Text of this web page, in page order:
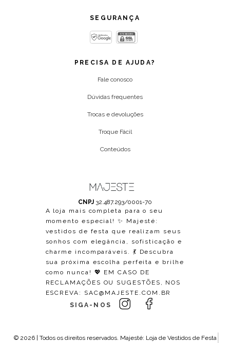
SEGURANÇA
PRECISA DE AJUDA?
Fale conosco
Dúvidas frequentes
Trocas e devoluções
Troque Fácil
Conteúdos
CNPJ 32.487.293/0001-70
A loja mais completa para o seu
momento especial! ✨ Majesté:
vestidos de festa que realizam seus
sonhos com elegância, sofisticação e
charme incomparáveis. 💃 Descubra
sua próxima escolha perfeita e brilhe
como nunca! 💖 EM CASO DE
RECLAMAÇÕES OU SUGESTÕES, NOS
ESCREVA: SAC@MAJESTE.COM.BR
SIGA-NOS
© 2026 | Todos os direitos reservados. Majesté: Loja de Vestidos de Festa